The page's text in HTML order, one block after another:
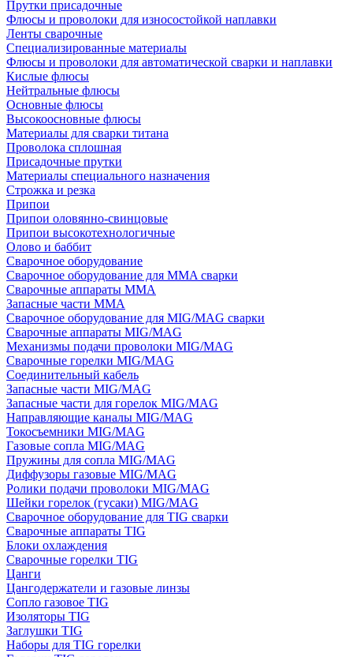
Прутки присадочные
Флюсы и проволоки для износостойкой наплавки
Ленты сварочные
Специализированные материалы
Флюсы и проволоки для автоматической сварки и наплавки
Кислые флюсы
Нейтральные флюсы
Основные флюсы
Высокоосновные флюсы
Материалы для сварки титана
Проволока сплошная
Присадочные прутки
Материалы специального назначения
Строжка и резка
Припои
Припои оловянно-свинцовые
Припои высокотехнологичные
Олово и баббит
Сварочное оборудование
Сварочное оборудование для MMA сварки
Сварочные аппараты MMA
Запасные части MMA
Сварочное оборудование для MIG/MAG сварки
Сварочные аппараты MIG/MAG
Механизмы подачи проволоки MIG/MAG
Сварочные горелки MIG/MAG
Соединительный кабель
Запасные части MIG/MAG
Запасные части для горелок MIG/MAG
Направляющие каналы MIG/MAG
Токосъемники MIG/MAG
Газовые сопла MIG/MAG
Пружины для сопла MIG/MAG
Диффузоры газовые MIG/MAG
Ролики подачи проволоки MIG/MAG
Шейки горелок (гусаки) MIG/MAG
Сварочное оборудование для TIG сварки
Сварочные аппараты TIG
Блоки охлаждения
Сварочные горелки TIG
Цанги
Цангодержатели и газовые линзы
Сопло газовое TIG
Изоляторы TIG
Заглушки TIG
Наборы для TIG горелки